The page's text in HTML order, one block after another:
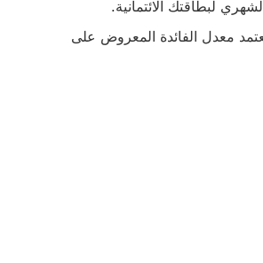
لبطاقتك الائتمانية.
المتناقص. سوف يعتمد معدل الفائدة المعروض على